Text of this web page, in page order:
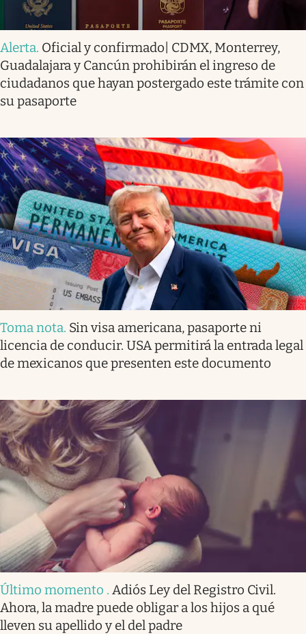
Alerta. Oficial y confirmado| CDMX, Monterrey,
Guadalajara y Cancún prohibirán el ingreso de
ciudadanos que hayan postergado este trámite con
su pasaporte
Toma nota. Sin visa americana, pasaporte ni
licencia de conducir. USA permitirá la entrada legal
de mexicanos que presenten este documento
Último momento . Adiós Ley del Registro Civil.
Ahora, la madre puede obligar a los hijos a qué
lleven su apellido y el del padre